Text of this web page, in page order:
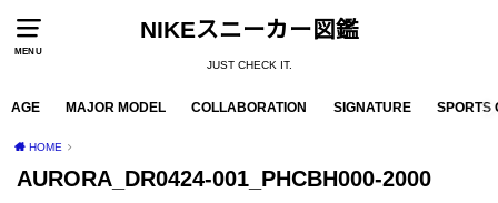
MENU
NIKEスニーカー図鑑
JUST CHECK IT.
AGE MAJOR MODEL COLLABORATION SIGNATURE SPORTS
HOME
AURORA_DR0424-001_PHCBH000-2000